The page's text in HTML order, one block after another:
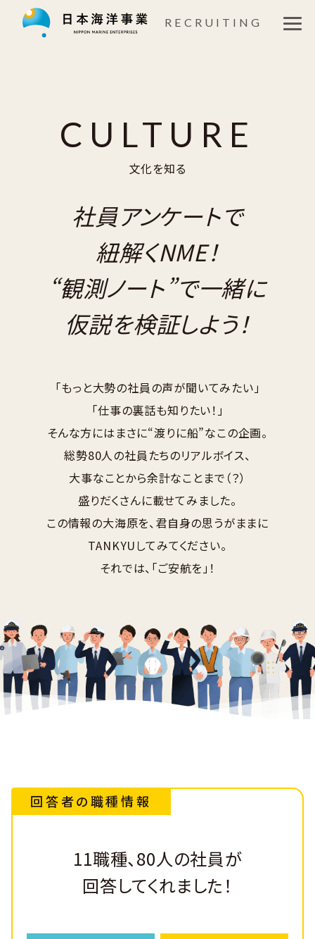
RECRUITING
仕事を知る
文化を知る
募集要項
新卒エントリー
CULTURE
文化を知る
社員アンケートで
紐解くNME！
“観測ノート”で一緒に
仮説を検証しよう！
「もっと大勢の社員の声が聞いてみたい」
「仕事の裏話も知りたい！」
そんな方にはまさに“渡りに船”なこの企画。
総勢80人の社員たちのリアルボイス、
大事なことから余計なことまで（？）
盛りだくさんに載せてみました。
この情報の大海原を、君自身の思うがままに
TANKYUしてみてください。
それでは、「ご安航を」！
回答者の職種情報
11職種、80人の社員が
回答してくれました！